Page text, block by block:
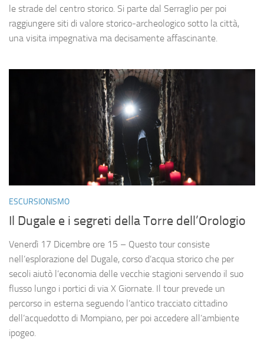
le strade del centro storico. Si parte dal Serraglio per poi
raggiungere siti di valore storico-archeologico sotto la città,
una visita impegnativa ma decisamente affascinante.
ESCURSIONISMO
Il Dugale e i segreti della Torre dell’Orologio
Venerdì 17 Dicembre ore 15 – Questo tour consiste
nell’esplorazione del Dugale, corso d’acqua storico che per
secoli aiutò l’economia delle vecchie stagioni servendo il suo
flusso lungo i portici di via X Giornate. Il tour prevede un
percorso in esterna seguendo l’antico tracciato cittadino
dell’acquedotto di Mompiano, per poi accedere all’ambiente
ipogeo.